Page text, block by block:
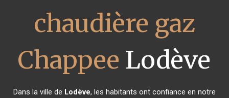
chaudière gaz
Chappee Lodève
Dans la ville de Lodève, les habitants ont confiance en notre